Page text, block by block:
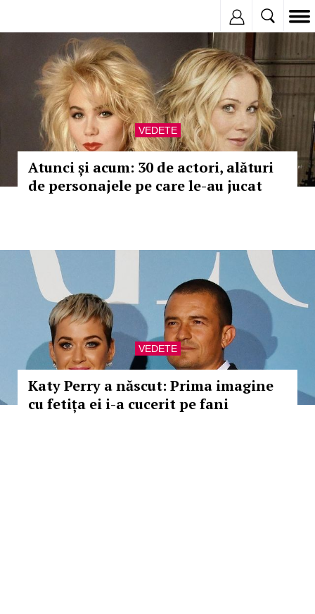
VEDETE
Atunci și acum: 30 de actori, alături
de personajele pe care le-au jucat
VEDETE
Katy Perry a născut: Prima imagine
cu fetița ei i-a cucerit pe fani